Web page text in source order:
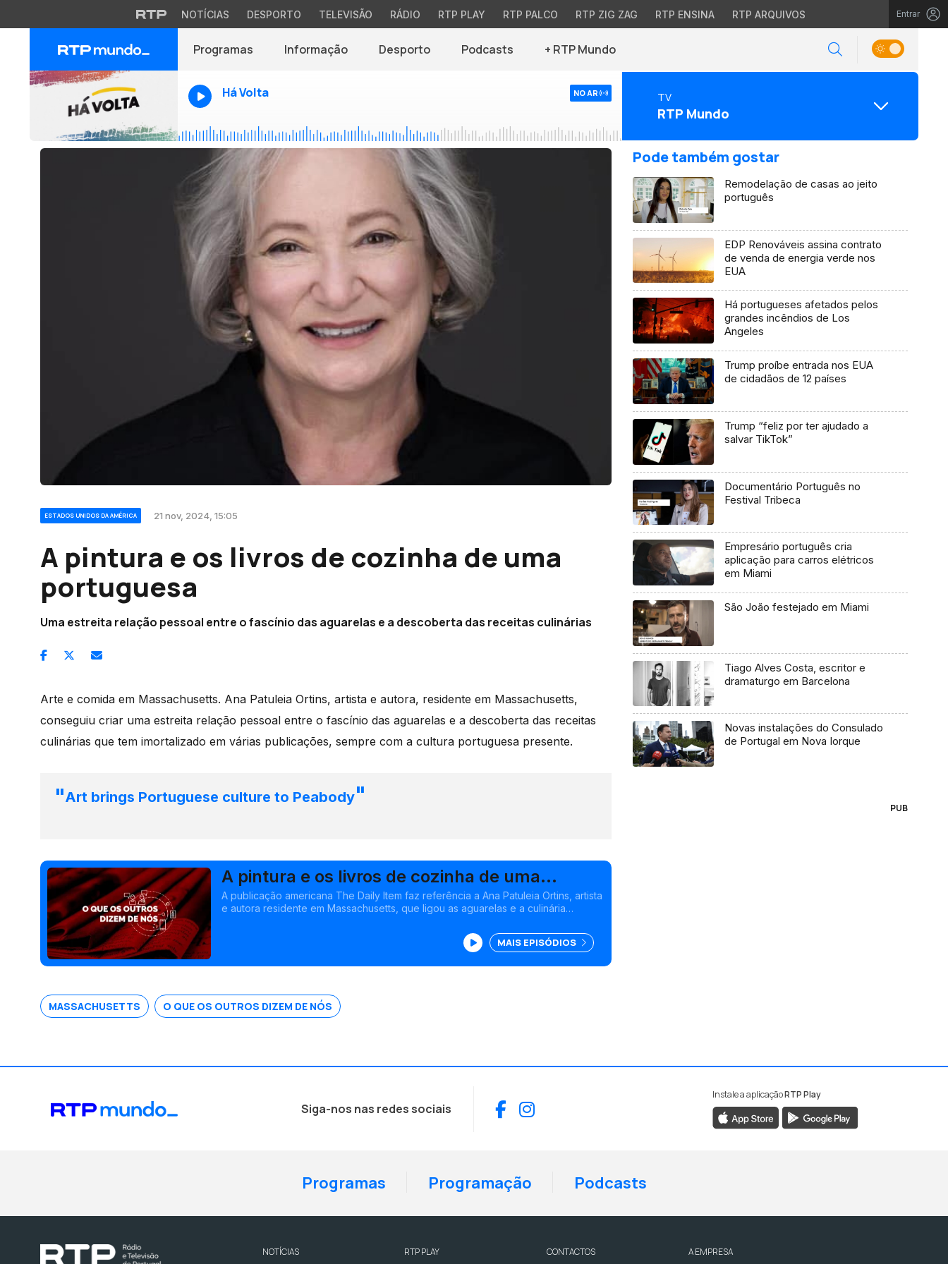
NOTÍCIAS DESPORTO TELEVISÃO RÁDIO RTP PLAY RTP PALCO RTP ZIG ZAG RTP ENSINA RTP ARQUIVOS Entrar
Programas Informação Desporto Podcasts + RTP Mundo
Há Volta NO AR TV
RTP Mundo
ESTADOS UNIDOS DA AMÉRICA 21 nov, 2024, 15:05
A pintura e os livros de cozinha de uma
portuguesa
Uma estreita relação pessoal entre o fascínio das aguarelas e a descoberta das receitas culinárias
Arte e comida em Massachusetts. Ana Patuleia Ortins, artista e autora, residente em Massachusetts,
conseguiu criar uma estreita relação pessoal entre o fascínio das aguarelas e a descoberta das receitas
culinárias que tem imortalizado em várias publicações, sempre com a cultura portuguesa presente.
Art brings Portuguese culture to Peabody
A pintura e os livros de cozinha de uma
portuguesa
A publicação americana The Daily Item faz referência a Ana Patuleia Ortins, artista
e autora residente em Massachusetts, que ligou as aguarelas e a culinária
MAIS EPISÓDIOS
MASSACHUSETTS O QUE OS OUTROS DIZEM DE NÓS
Pode também gostar
Remodelação de casas ao jeito
português
EDP Renováveis assina contrato
de venda de energia verde nos
EUA
Há portugueses afetados pelos
grandes incêndios de Los
Angeles
Trump proíbe entrada nos EUA
de cidadãos de 12 países
Trump “feliz por ter ajudado a
salvar TikTok”
Documentário Português no
Festival Tribeca
Empresário português cria
aplicação para carros elétricos
em Miami
São João festejado em Miami
Tiago Alves Costa, escritor e
dramaturgo em Barcelona
Novas instalações do Consulado
de Portugal em Nova Iorque
PUB
Siga-nos nas redes sociais Facebook
Instagram
Instale a aplicaçãoRTP Play
Programas Programação Podcasts
NOTÍCIAS
RTP PLAY
CONTACTOS
A EMPRESA